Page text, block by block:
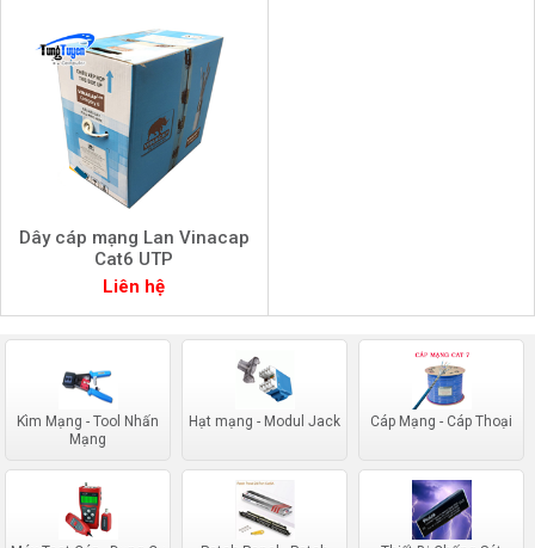
Dây cáp mạng Lan Vinacap
Cat6 UTP
Liên hệ
Kìm Mạng - Tool Nhấn
Mạng
Hạt mạng - Modul Jack Cáp Mạng - Cáp Thoại